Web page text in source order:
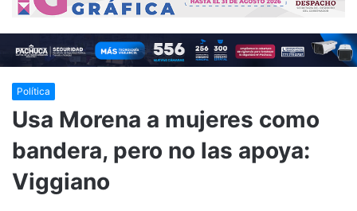
Política
Usa Morena a mujeres como
bandera, pero no las apoya:
Viggiano